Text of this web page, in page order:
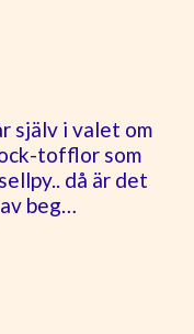
själv i valet om
tofflor som
då är det
beg…